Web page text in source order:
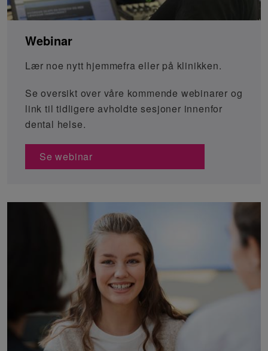
Webinar
Lær noe nytt hjemmefra eller på klinikken.
Se oversikt over våre kommende webinarer og
link til tidligere avholdte sesjoner innenfor
dental helse.
Se webinar